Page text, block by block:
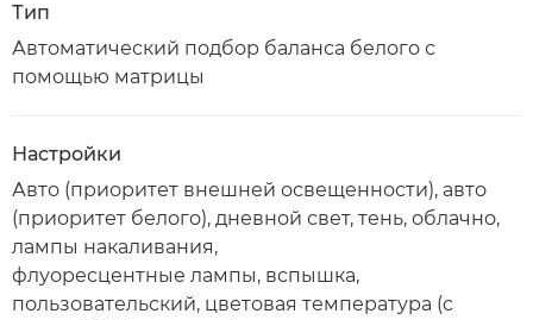
Тип
Автоматический подбор баланса белого с
помощью матрицы
Настройки
Авто (приоритет внешней освещенности), авто
(приоритет белого), дневной свет, тень, облачно,
лампы накаливания,
флуоресцентные лампы, вспышка,
пользовательский, цветовая температура (с